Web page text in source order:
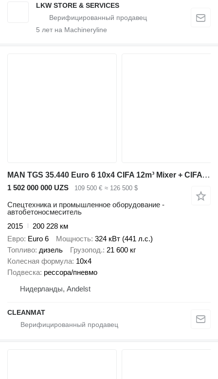
LKW STORE & SERVICES
5 лет на Machineryline
MAN TGS 35.440 Euro 6 10x4 CIFA 12m³ Mixer + CIFA pump Just 200.228
1 502 000 000 UZS 109 500 € ≈ 126 500 $
Спецтехника и промышленное оборудование -
автобетоносмеситель
2015
200 228 км
Евро Euro 6 Мощность 324 кВт (441 л.с.)
Топливо дизель Грузопод. 21 600 кг
Колесная формула 10x4
Подвеска рессора/пневмо
Нидерланды, Andelst
CLEANMAT